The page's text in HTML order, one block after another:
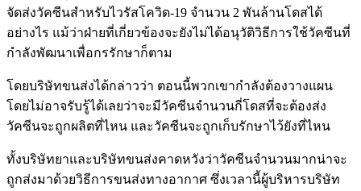
จัดส่งวัคซีนสำหรับไวรัสโควิด-19 จำนวน 2 พันล้านโดสได้
อย่างไร แม้ว่าฝ่ายที่เกี่ยวข้องจะยังไม่ได้อนุวัติวิธีการใช้วัคซีนที่
กำลังพัฒนาเพื่อกรรักษาก็ตาม
โดยบริษัทขนส่งได้กล่าวว่า ตอนนี้พวกเขากำลังต้องวางแผน
โดยไม่อาจรับรู้ได้เลยว่าจะมีวัคซีนจำนวนกี่โดสที่จะต้องส่ง
วัคซีนจะถูกผลิตที่ไหน และวัคซีนจะถูกเก็บรักษาไว้ยังที่ไหน
ทั้งบริษัทยาและบริษัทขนส่งคาดหวังว่าวัคซีนจำนวนมากน่าจะ
ถูกส่งมาด้วยวิธีการขนส่งทางอากาศ ซึ่งเวลานี้ผู้บริหารบริษัท